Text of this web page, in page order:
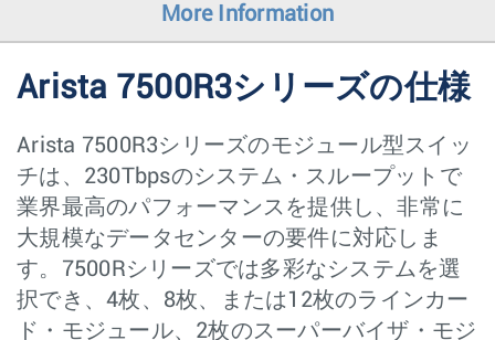
More Information
Arista 7500R3シリーズの仕様
Arista 7500R3シリーズのモジュール型スイッ
チは、230Tbpsのシステム・スループットで
業界最高のパフォーマンスを提供し、非常に
大規模なデータセンターの要件に対応しま
す。7500Rシリーズでは多彩なシステムを選
択でき、4枚、8枚、または12枚のラインカー
ド・モジュール、2枚のスーパーバイザ・モジ